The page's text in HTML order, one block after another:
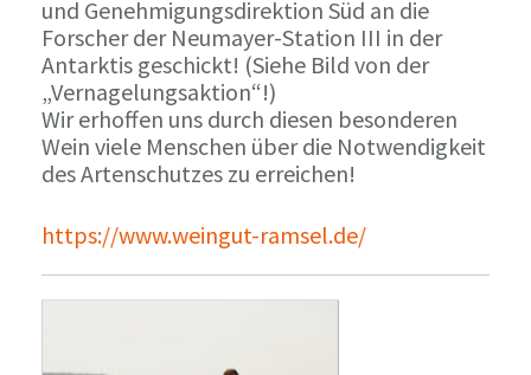
und Genehmigungsdirektion Süd an die
Forscher der Neumayer-Station III in der
Antarktis geschickt! (Siehe Bild von der
„Vernagelungsaktion“!)
Wir erhoffen uns durch diesen besonderen
Wein viele Menschen über die Notwendigkeit
des Artenschutzes zu erreichen!
https://www.weingut-ramsel.de/